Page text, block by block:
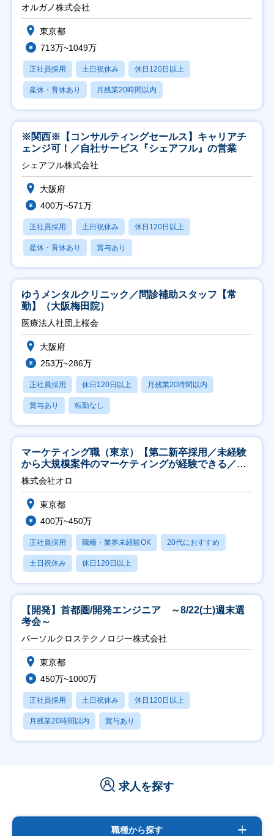
オルガノ株式会社
東京都
713万~1049万
正社員採用 土日祝休み 休日120日以上
産休・育休あり 月残業20時間以内
※関西※【コンサルティングセールス】キャリアチ
ェンジ可！／自社サービス『シェアフル』の営業
シェアフル株式会社
大阪府
400万~571万
正社員採用 土日祝休み 休日120日以上
産休・育休あり 賞与あり
ゆうメンタルクリニック／問診補助スタッフ【常
勤】（大阪梅田院）
医療法人社団上桜会
大阪府
253万~286万
正社員採用 休日120日以上 月残業20時間以内
賞与あり 転勤なし
マーケティング職（東京）【第二新卒採用／未経験
から大規模案件のマーケティングが経験できる／研
修充実】
株式会社オロ
東京都
400万~450万
正社員採用 職種・業界未経験OK 20代におすすめ
土日祝休み 休日120日以上
【開発】首都圏/開発エンジニア ～8/22(土)週末選
考会～
パーソルクロステクノロジー株式会社
東京都
450万~1000万
正社員採用 土日祝休み 休日120日以上
月残業20時間以内 賞与あり
求人を探す
職種から探す